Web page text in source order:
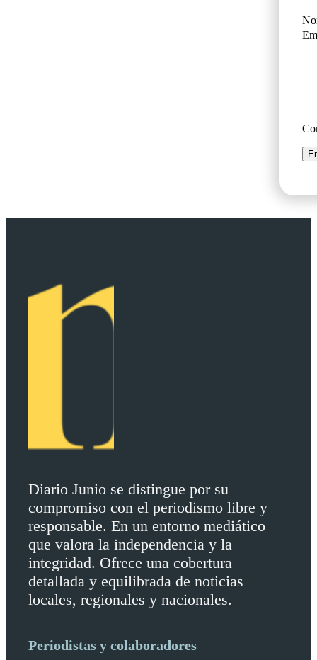
Diario Junio se distingue por su
compromiso con el periodismo libre y
responsable. En un entorno mediático
que valora la independencia y la
integridad. Ofrece una cobertura
detallada y equilibrada de noticias
locales, regionales y nacionales.
Periodistas y colaboradores